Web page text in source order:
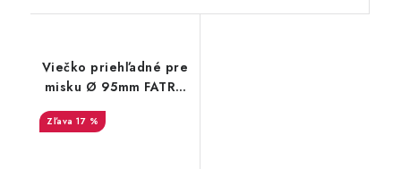
Viečko priehľadné pre
misku Ø 95mm FATRA
17 %